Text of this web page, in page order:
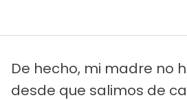
De hecho, mi madre no
desde que salimos de